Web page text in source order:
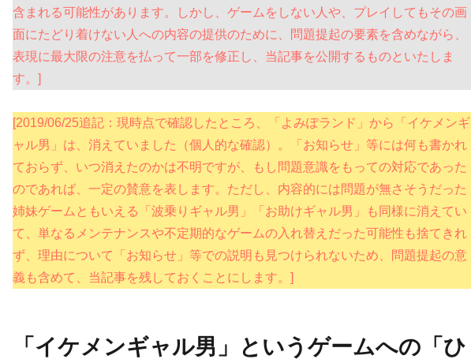
含まれる可能性があります。しかし、ゲームをしない人や、プレイしてもその画
面にたどり着けない人への内容の提供のために、問題提起の要素を含めながら、
表現に最大限の注意を払って一部を修正し、当記事を公開するものといたしま
す。]
[2019/06/25追記：現時点で確認したところ、「よみぽランド」から「イケメンギ
ャル男」は、消えていました（個人的な確認）。「お知らせ」等には何も書かれ
ておらず、いつ消えたのかは不明ですが、もし問題意識をもっての対応であった
のであれば、一定の賛意を表します。ただし、内容的には問題が無さそうだった
姉妹ゲームともいえる「波乗りギャル男」「お助けギャル男」も同様に消えてい
て、単なるメンテナンスや不定期的なゲームの入れ替えだった可能性も捨てきれ
ず、理由について「お知らせ」等での説明も見つけられないため、問題提起の意
義も含めて、当記事を残しておくことにします。]
「イケメンギャル男」というゲームへの「ひ